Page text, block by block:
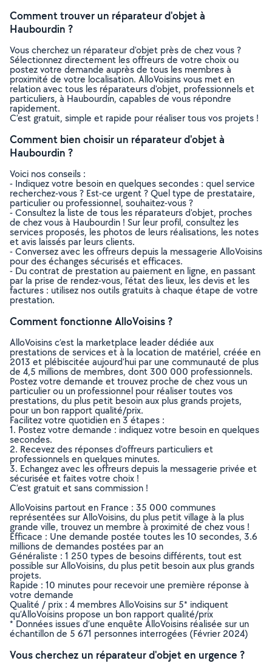
Comment trouver un réparateur d'objet à
Haubourdin ?
Vous cherchez un réparateur d'objet près de chez vous ?
Sélectionnez directement les offreurs de votre choix ou
postez votre demande auprès de tous les membres à
proximité de votre localisation. AlloVoisins vous met en
relation avec tous les réparateurs d'objet, professionnels et
particuliers, à Haubourdin, capables de vous répondre
rapidement.
C’est gratuit, simple et rapide pour réaliser tous vos projets !
Comment bien choisir un réparateur d'objet à
Haubourdin ?
Voici nos conseils :
- Indiquez votre besoin en quelques secondes : quel service
recherchez-vous ? Est-ce urgent ? Quel type de prestataire,
particulier ou professionnel, souhaitez-vous ?
- Consultez la liste de tous les réparateurs d'objet, proches
de chez vous à Haubourdin ! Sur leur profil, consultez les
services proposés, les photos de leurs réalisations, les notes
et avis laissés par leurs clients.
- Conversez avec les offreurs depuis la messagerie AlloVoisins
pour des échanges sécurisés et efficaces.
- Du contrat de prestation au paiement en ligne, en passant
par la prise de rendez-vous, l’état des lieux, les devis et les
factures : utilisez nos outils gratuits à chaque étape de votre
prestation.
Comment fonctionne AlloVoisins ?
AlloVoisins c’est la marketplace leader dédiée aux
prestations de services et à la location de matériel, créée en
2013 et plébiscitée aujourd’hui par une communauté de plus
de 4,5 millions de membres, dont 300 000 professionnels.
Postez votre demande et trouvez proche de chez vous un
particulier ou un professionnel pour réaliser toutes vos
prestations, du plus petit besoin aux plus grands projets,
pour un bon rapport qualité/prix.
Facilitez votre quotidien en 3 étapes :
1. Postez votre demande : indiquez votre besoin en quelques
secondes.
2. Recevez des réponses d’offreurs particuliers et
professionnels en quelques minutes.
3. Echangez avec les offreurs depuis la messagerie privée et
sécurisée et faites votre choix !
C’est gratuit et sans commission !
AlloVoisins partout en France : 35 000 communes
représentées sur AlloVoisins, du plus petit village à la plus
grande ville, trouvez un membre à proximité de chez vous !
Efficace : Une demande postée toutes les 10 secondes, 3.6
millions de demandes postées par an
Généraliste : 1 250 types de besoins différents, tout est
possible sur AlloVoisins, du plus petit besoin aux plus grands
projets.
Rapide : 10 minutes pour recevoir une première réponse à
votre demande
Qualité / prix : 4 membres AlloVoisins sur 5* indiquent
qu’AlloVoisins propose un bon rapport qualité/prix
* Données issues d’une enquête AlloVoisins réalisée sur un
échantillon de 5 671 personnes interrogées (Février 2024)
Vous cherchez un réparateur d'objet en urgence ?